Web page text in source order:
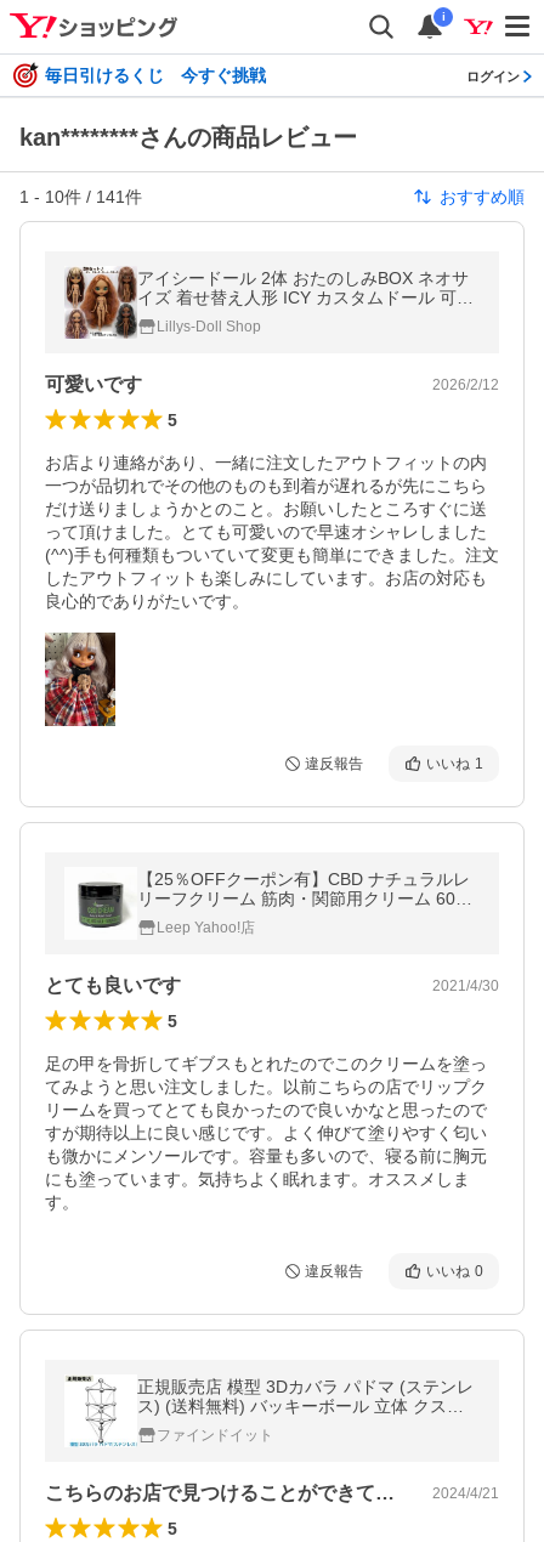
i
毎日引けるくじ 今すぐ挑戦 ログイン
kan********さんの商品レビュー
1 - 10件 / 141件 おすすめ順
アイシードール 2体 おたのしみBOX ネオサ
イズ 着せ替え人形 ICY カスタムドール 可動
ボディ 1/6ドール 人形 おもちゃ
Lillys-Doll Shop
可愛いです 2026/2/12
5
お店より連絡があり、一緒に注文したアウトフィットの内
一つが品切れでその他のものも到着が遅れるが先にこちら
だけ送りましょうかとのこと。お願いしたところすぐに送
って頂けました。とても可愛いので早速オシャレしました
(^^)手も何種類もついていて変更も簡単にできました。注文
したアウトフィットも楽しみにしています。お店の対応も
良心的でありがたいです。
違反報告 いいね 1
【25％OFFクーポン有】CBD ナチュラルレ
リーフクリーム 筋肉・関節用クリーム 60ml
CBD500mg Hempbaby ヘンプベイビー
Leep Yahoo!店
とても良いです 2021/4/30
5
足の甲を骨折してギブスもとれたのでこのクリームを塗っ
てみようと思い注文しました。以前こちらの店でリップク
リームを買ってとても良かったので良いかなと思ったので
すが期待以上に良い感じです。よく伸びて塗りやすく匂い
も微かにメンソールです。容量も多いので、寝る前に胸元
にも塗っています。気持ちよく眠れます。オススメしま
す。
違反報告 いいね 0
正規販売店 模型 3Dカバラ パドマ (ステンレ
ス) (送料無料) バッキーボール 立体 クスリ
エ ヒーリング カタカムナ 開運 アイテム グ
ッズ インテリア 浄化
ファインドイット
こちらのお店で見つけることができてラッ… 2024/4/21
5